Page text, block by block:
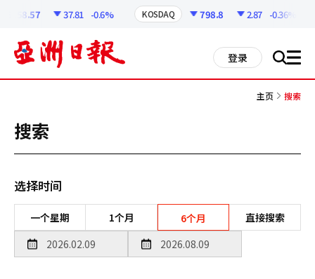
6258.57 37.81 -0.6% KOSDAQ 798.8 2.87 -0.36%
登录 搜 all
主页 搜索
搜索
选择时间
一个星期 1个月 6个月 直接搜索